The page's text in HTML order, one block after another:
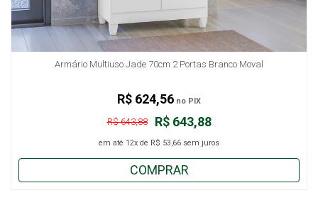
Armário Multiuso Jade 70cm 2 Portas Branco Moval
R$ 643,88
R$ 643,88
em até 12x de R$ 53,66 sem juros
R$ 624,56 no PIX
COMPRAR